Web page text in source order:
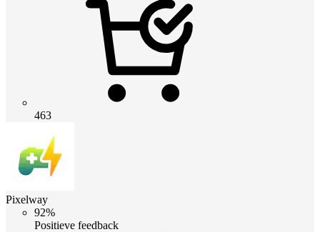
463
Pixelway
92%
Positieve feedback